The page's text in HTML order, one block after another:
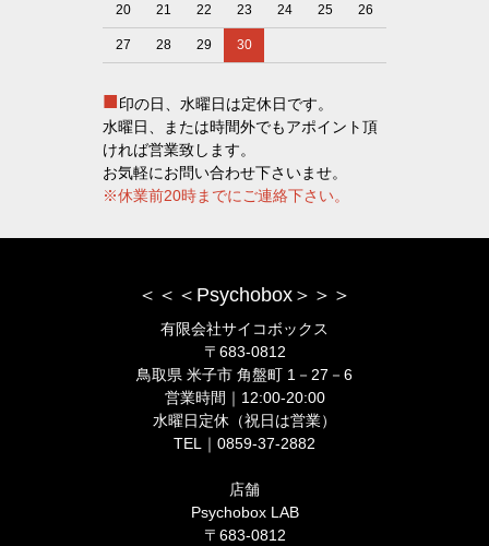
20 21 22 23 24 25 26
27 28 29 30
■印の日、水曜日は定休日です。
水曜日、または時間外でもアポイント頂
ければ営業致します。
お気軽にお問い合わせ下さいませ。
※休業前20時までにご連絡下さい。
＜＜＜Psychobox＞＞＞
有限会社サイコボックス
〒683-0812
鳥取県 米子市 角盤町 1－27－6
営業時間｜12:00-20:00
水曜日定休（祝日は営業）
TEL｜0859-37-2882
店舗
Psychobox LAB
〒683-0812